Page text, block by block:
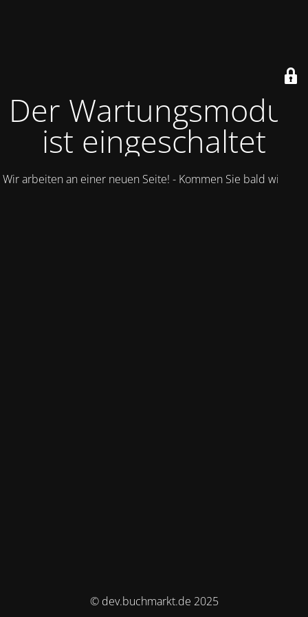
Der Wartungsmodus
ist eingeschaltet
Wir arbeiten an einer neuen Seite! - Kommen Sie bald wieder.
© dev.buchmarkt.de 2025